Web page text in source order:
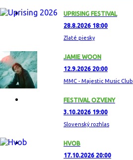
UPRISING FESTIVAL
28.8.2026 18:00
Zlaté piesky
JAMIE WOON
12.9.2026 20:00
MMC - Majestic Music Club
FESTIVAL OZVENY
3.10.2026 19:00
Slovenský rozhlas
HVOB
17.10.2026 20:00